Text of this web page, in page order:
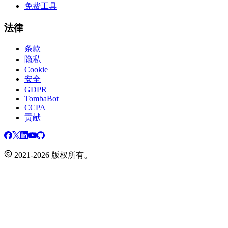
免费工具
法律
条款
隐私
Cookie
安全
GDPR
TombaBot
CCPA
贡献
2021-2026 版权所有。